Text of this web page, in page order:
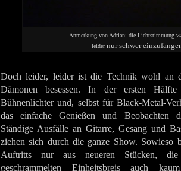
Anmerkung von Adrian: die Lichtstimmung
leidernur schwer
Doch leider, leider ist die Technik wohl an
Dämonen besessen. In der ersten
Bühnenlichter und, selbst für Black-Metal-
das einfache Genießen und Beobachten
Ständige Ausfälle an Gitarre, Gesang und
ziehen sich durch die ganze Show. Sowieso
Auftritts nur aus neueren Stücken,
geschrammelten Einheitsbreis auch